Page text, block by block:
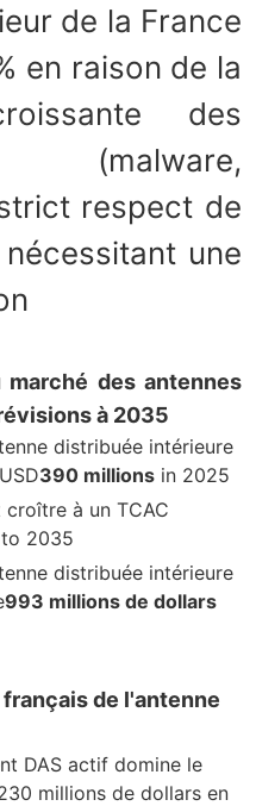
de la France
en raison de la
des
(malware,
respect de
une
des antennes
à 2035
distribuée intérieure
390 millions in 2025
à un TCAC
2035
distribuée intérieure
993 millions de dollars
de l'antenne
DAS actif domine le
millions de dollars en